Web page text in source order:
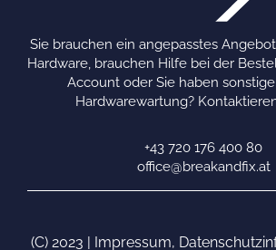
Sie brauchen ein angepasstes
Hardware, brauchen Hilfe bei der
Account oder Sie haben
Hardwarewartung?
+43 720 176 400 80
office@breakandfix.at
(C) 2023 | Impressum,